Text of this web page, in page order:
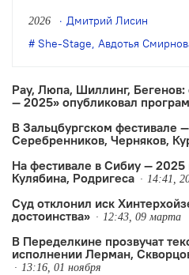
театром Гешер. В
проводили не летом,
Дмитрий Лисин
часть программы,
2026
Дмитрий Лисин
She-Stage, Авдотья
Рау, Люпа, Шиллинг,
— 2025» опубликовал
В Зальцбургском фестивале
Серебренников, Черняков,
На фестивале в Сибиу — 2025
Кулябина, Родригеса
14:41,
Суд отклонил иск
достоинства»
12:43, 09 марта
В Переделкине прозвучат
исполнении Лерман,
13:16, 01 ноября